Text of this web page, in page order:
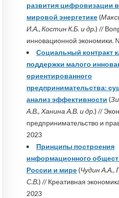
развития цифровизации в
мировой энергетике(
И.А., Костин К.Б. и др.) //
инновационной экономики.
Социальный контракт
поддержки малого
ориентированного
предпринимательства:
анализ эффективности (
А.В., Ханина А.В. и др.) //
предпринимательство и
2023
Принципы построения
информационного
России и мире(Чудин А.А.,
С.В.) // Креативная
2023